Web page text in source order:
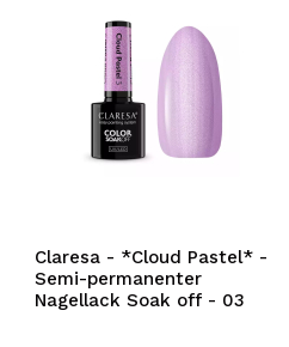
Claresa - *Cloud Pastel* -
Semi-permanenter
Nagellack Soak off - 03